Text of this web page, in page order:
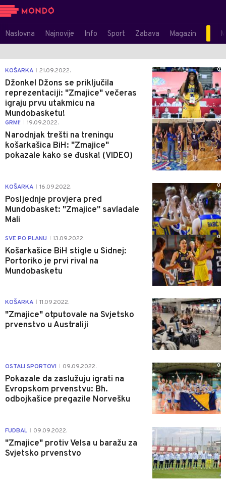
Naslovna Najnovije Info Sport Zabava Magazin
KOŠARKA 21.09.2022.
Džonkel Džons se priključila
reprezentaciji: "Zmajice" večeras
igraju prvu utakmicu na
Mundobasketu!
0
GRMI! 19.09.2022.
Narodnjak trešti na treningu
košarkašica BiH: "Zmajice"
pokazale kako se đuska! (VIDEO)
0
KOŠARKA 16.09.2022.
Posljednje provjera pred
Mundobasket: "Zmajice" savladale
Mali
0
SVE PO PLANU 13.09.2022.
Košarkašice BiH stigle u Sidnej:
Portoriko je prvi rival na
Mundobasketu
0
KOŠARKA 11.09.2022.
"Zmajice" otputovale na Svjetsko
prvenstvo u Australiji
0
OSTALI SPORTOVI 09.09.2022.
Pokazale da zaslužuju igrati na
Evropskom prvenstvu: Bh.
odbojkašice pregazile Norvešku
0
FUDBAL 09.09.2022.
"Zmajice" protiv Velsa u baražu za
Svjetsko prvenstvo
0